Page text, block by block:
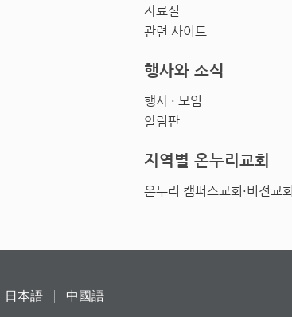
자료실
관련 사이트
행사와 소식
행사 · 모임
알림판
지역별 온누리교회
온누리 캠퍼스교회·비전교회
日本語 中國語